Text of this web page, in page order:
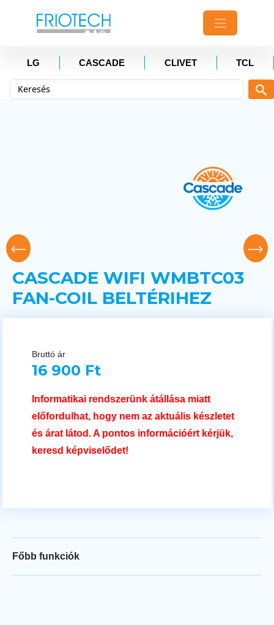
LG CASCADE CLIVET TCL
CASCADE WIFI WMBTC03
FAN-COIL BELTÉRIHEZ
Bruttó ár
16 900 Ft
Informatikai rendszerünk átállása miatt
előfordulhat, hogy nem az aktuális készletet
és árat látod. A pontos információért kérjük,
keresd képviselődet!
Főbb funkciók